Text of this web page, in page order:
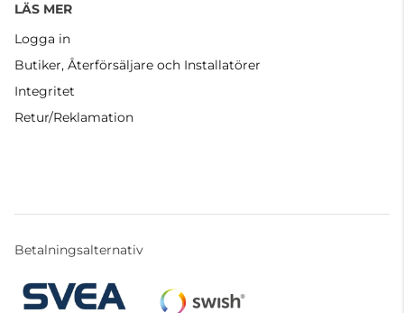
LÄS MER
Logga in
Butiker, Återförsäljare och Installatörer
Integritet
Retur/Reklamation
Betalningsalternativ